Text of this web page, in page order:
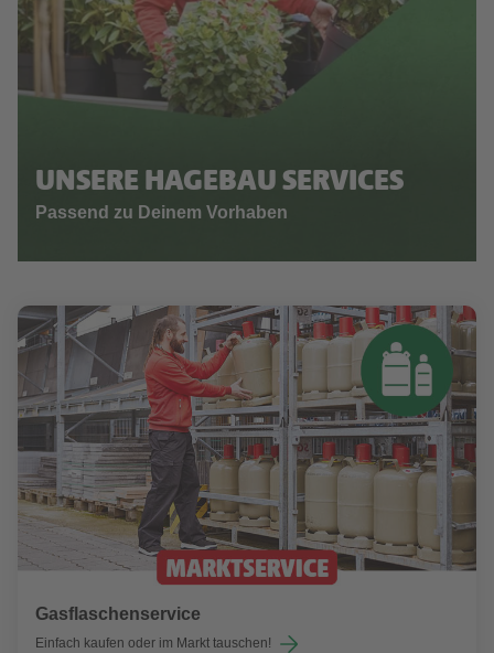
UNSERE HAGEBAU SERVICES
Passend zu Deinem Vorhaben
Gasflaschenservice
Einfach kaufen oder im Markt tauschen!